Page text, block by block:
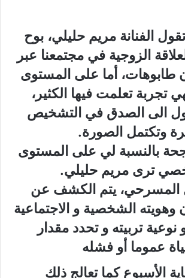
الفنانة مريم حليلي،‮ ‬بوح
الزوجية في‮ ‬مجتمعنا عبر
‬أما على المستوى
‬تجربة تعلمت فيها الكثير،‮
الى الصدق في‮ ‬التشخيص
وتكتمل الصورة‮.‬
بالنسبة لي‮ ‬على المستوى
‬ترى مريم حليلي‮.‬
المسرحي،‮ ‬يتم الكشف عن
وهويته الشخصية و الاجتماعية
تربيته و تحدد مقدار
عموما أو فشله‮
الأسبوع كما تعالج ذلك